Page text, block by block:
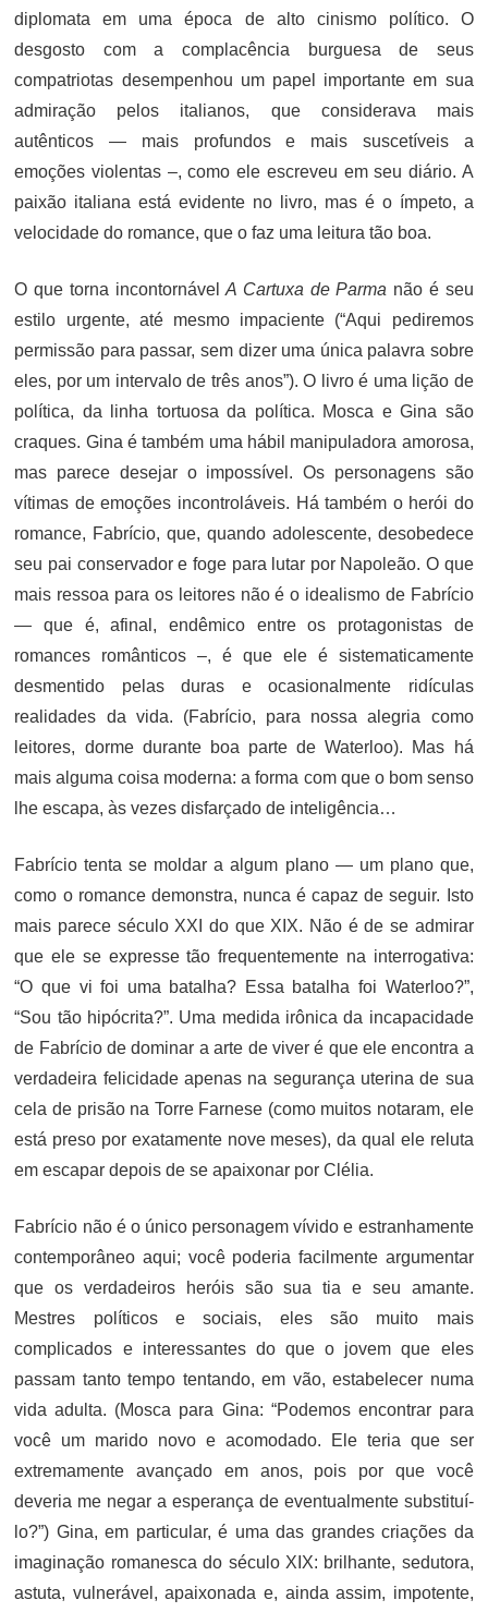
diplomata em uma época de alto cinismo político. O
desgosto com a complacência burguesa de seus
compatriotas desempenhou um papel importante em sua
admiração pelos italianos, que considerava mais
autênticos — mais profundos e mais suscetíveis a
emoções violentas –, como ele escreveu em seu diário. A
paixão italiana está evidente no livro, mas é o ímpeto, a
velocidade do romance, que o faz uma leitura tão boa.
O que torna incontornávelA Cartuxa de Parma não é seu
estilo urgente, até mesmo impaciente (“Aqui pediremos
permissão para passar, sem dizer uma única palavra sobre
eles, por um intervalo de três anos”). O livro é uma lição de
política, da linha tortuosa da política. Mosca e Gina são
craques. Gina é também uma hábil manipuladora amorosa,
mas parece desejar o impossível. Os personagens são
vítimas de emoções incontroláveis. Há também o herói do
romance, Fabrício, que, quando adolescente, desobedece
seu pai conservador e foge para lutar por Napoleão. O que
mais ressoa para os leitores não é o idealismo de Fabrício
— que é, afinal, endêmico entre os protagonistas de
romances românticos –, é que ele é sistematicamente
desmentido pelas duras e ocasionalmente ridículas
realidades da vida. (Fabrício, para nossa alegria como
leitores, dorme durante boa parte de Waterloo). Mas há
mais alguma coisa moderna: a forma com que o bom senso
lhe escapa, às vezes disfarçado de inteligência…
Fabrício tenta se moldar a algum plano — um plano que,
como o romance demonstra, nunca é capaz de seguir. Isto
mais parece século XXI do que XIX. Não é de se admirar
que ele se expresse tão frequentemente na interrogativa:
“O que vi foi uma batalha? Essa batalha foi Waterloo?”,
“Sou tão hipócrita?”. Uma medida irônica da incapacidade
de Fabrício de dominar a arte de viver é que ele encontra a
verdadeira felicidade apenas na segurança uterina de sua
cela de prisão na Torre Farnese (como muitos notaram, ele
está preso por exatamente nove meses), da qual ele reluta
em escapar depois de se apaixonar por Clélia.
Fabrício não é o único personagem vívido e estranhamente
contemporâneo aqui; você poderia facilmente argumentar
que os verdadeiros heróis são sua tia e seu amante.
Mestres políticos e sociais, eles são muito mais
complicados e interessantes do que o jovem que eles
passam tanto tempo tentando, em vão, estabelecer numa
vida adulta. (Mosca para Gina: “Podemos encontrar para
você um marido novo e acomodado. Ele teria que ser
extremamente avançado em anos, pois por que você
deveria me negar a esperança de eventualmente substituí-
lo?”) Gina, em particular, é uma das grandes criações da
imaginação romanesca do século XIX: brilhante, sedutora,
astuta, vulnerável, apaixonada e, ainda assim, impotente,